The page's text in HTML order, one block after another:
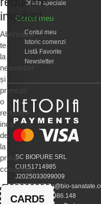
Oferte speciale
Contul meu
Contul meu
Istoric comenzi
Listă Favorite
Newsletter
SC BIOPURE SRL
CUI:51714985
J2025033099009
EMAIL:calivita@bio-
Telefon:0745.986.148
imediat!
Abonează-
te
la
newsletter
și
primești
o
reducere
inca
de
la
prima
comandă.
CARD5